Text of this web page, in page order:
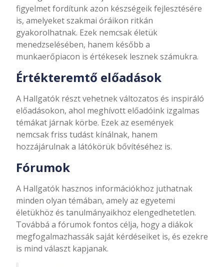
figyelmet fordítunk azon készségeik fejlesztésére
is, amelyeket szakmai óráikon ritkán
gyakorolhatnak. Ezek nemcsak életük
menedzselésében, hanem később a
munkaerőpiacon is értékesek lesznek számukra.
Értékteremtő előadások
A Hallgatók részt vehetnek változatos és inspiráló
előadásokon, ahol meghívott előadóink izgalmas
témákat járnak körbe. Ezek az események
nemcsak friss tudást kínálnak, hanem
hozzájárulnak a látókörük bővítéséhez is.
Fórumok
A Hallgatók hasznos információkhoz juthatnak
minden olyan témában, amely az egyetemi
életükhöz és tanulmányaikhoz elengedhetetlen.
Továbbá a fórumok fontos célja, hogy a diákok
megfogalmazhassák saját kérdéseiket is, és ezekre
is mind választ kapjanak.